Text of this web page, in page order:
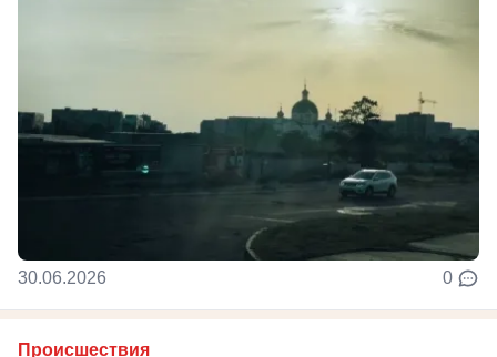
30.06.2026 0
Происшествия